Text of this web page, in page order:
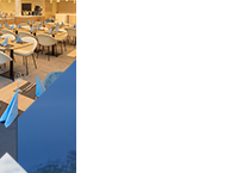
indicatori
un grad suplimentar
Din acest motiv,
inclusiv în
pentru anumite
declarații în cadrul